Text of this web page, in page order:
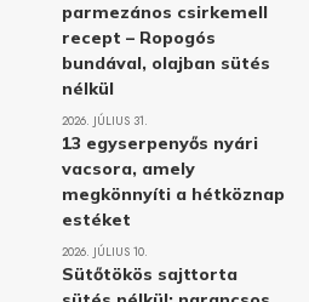
parmezános csirkemell
recept – Ropogós
bundával, olajban sütés
nélkül
2026. JÚLIUS 31.
13 egyserpenyős nyári
vacsora, amely
megkönnyíti a hétköznap
estéket
2026. JÚLIUS 10.
Sütőtökös sajttorta